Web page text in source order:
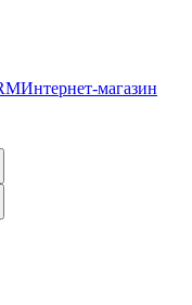
Интернет-магазин